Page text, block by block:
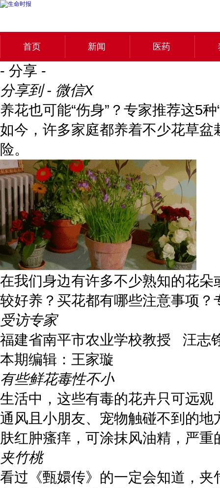
首页 新闻 医药
- 分享 -
分享到 - 微信X
养花也可能“伤身”？专家推荐这5种
如今，许多家庭都养着不少花草
险。
在我们身边有许多不少熟知的花
较好养？买花都有哪些注意事项？
受访专家
福建省南平市农业学校教授 汪志
本期编辑：王家璇
有些鲜花毒性不小
生活中，这些有毒的花卉只可远
通风且小朋友、宠物触碰不到的
肤红肿瘙痒，可涂抹风油精，严重
夹竹桃
看过《甄嬛传》的一定会知道，